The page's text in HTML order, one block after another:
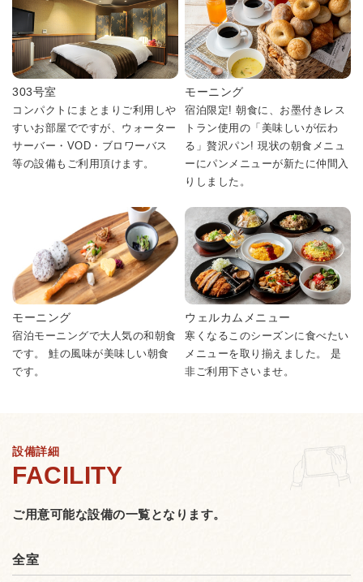
303号室
コンパクトにまとまりご利用しや
すいお部屋でですが、ウォーター
サーバー・VOD・ブロワーバス
等の設備もご利用頂けます。
モーニング
宿泊限定! 朝食に、お墨付きレス
トラン使用の「美味しいが伝わ
る」贅沢パン! 現状の朝食メニュ
ーにパンメニューが新たに仲間入
りしました。
モーニング
宿泊モーニングで大人気の和朝食
です。 鮭の風味が美味しい朝食
です。
ウェルカムメニュー
寒くなるこのシーズンに食べたい
メニューを取り揃えました。 是
非ご利用下さいませ。
設備詳細
ご用意可能な設備の一覧となります。
全室